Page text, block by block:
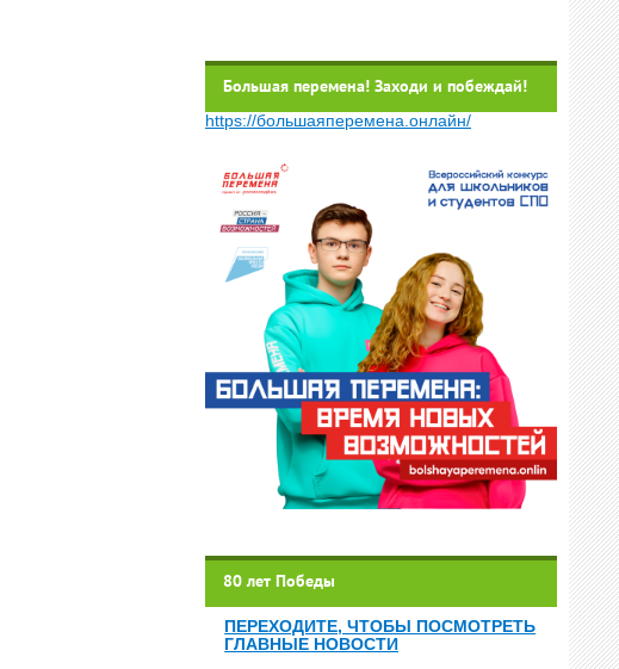
Большая перемена! Заходи и побеждай!
https://большаяперемена.онлайн/
80 лет Победы
ПЕРЕХОДИТЕ, ЧТОБЫ ПОСМОТРЕТЬ
ГЛАВНЫЕ НОВОСТИ